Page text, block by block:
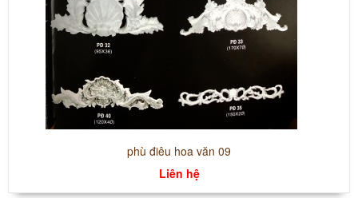
phù điêu hoa văn 09
Liên hệ